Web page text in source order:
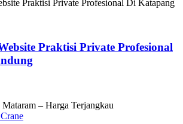
Praktisi Private Profesional